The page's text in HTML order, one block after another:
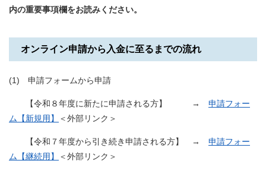
内の重要事項欄をお読みください。
オンライン申請から入金に至るまでの流れ
(1) 申請フォームから申請
【令和８年度に新たに申請される方】 → 申請フォー
ム【新規用】
＜外部リンク＞
【令和７年度から引き続き申請される方】 → 申請フォー
ム【継続用】
＜外部リンク＞